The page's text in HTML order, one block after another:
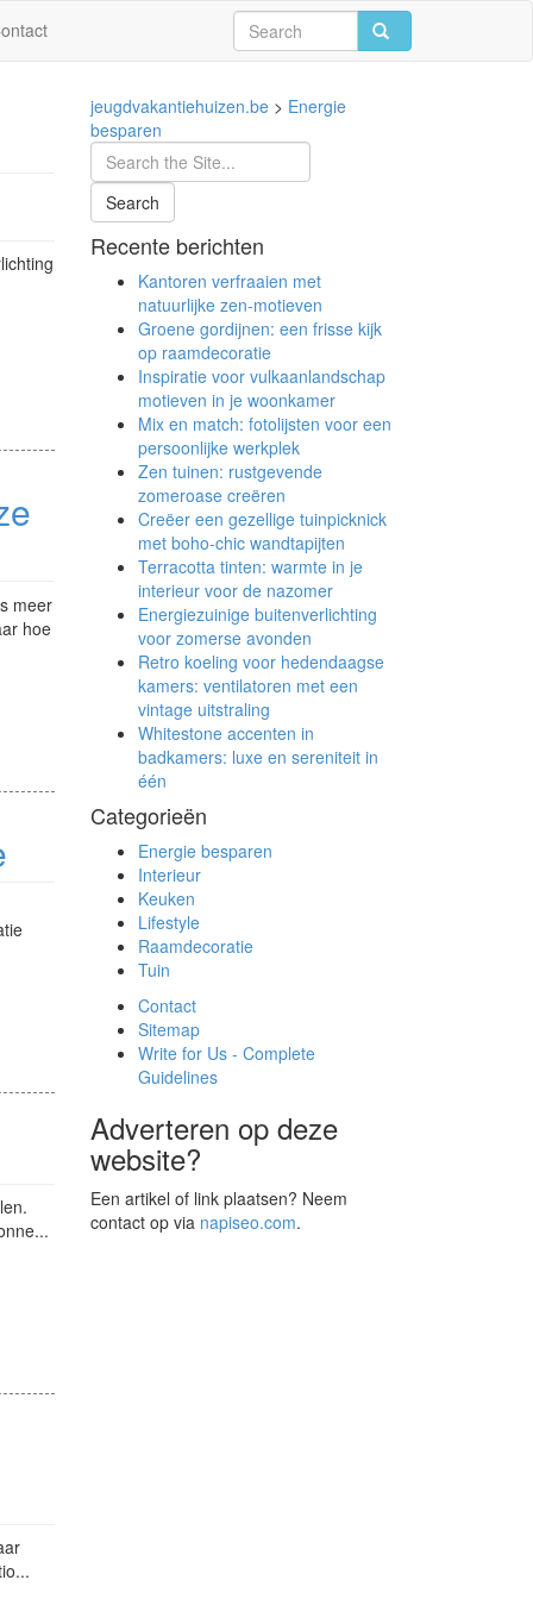
meer
hoe
jeugdvakantiehuizen.be > Energie
besparen
Recente berichten
Kantoren verfraaien met
natuurlijke zen-motieven
Groene gordijnen: een frisse kijk
op raamdecoratie
Inspiratie voor vulkaanlandschap
motieven in je woonkamer
Mix en match: fotolijsten voor een
persoonlijke werkplek
Zen tuinen: rustgevende
zomeroase creëren
Creëer een gezellige tuinpicknick
met boho-chic wandtapijten
Terracotta tinten: warmte in je
interieur voor de nazomer
Energiezuinige buitenverlichting
voor zomerse avonden
Retro koeling voor hedendaagse
kamers: ventilatoren met een
vintage uitstraling
Whitestone accenten in
badkamers: luxe en sereniteit in
één
Categorieën
Energie besparen
Interieur
Keuken
Lifestyle
Raamdecoratie
Tuin
Contact
Sitemap
Write for Us - Complete
Guidelines
Adverteren op deze
website?
Een artikel of link plaatsen? Neem
contact op via napiseo.com.